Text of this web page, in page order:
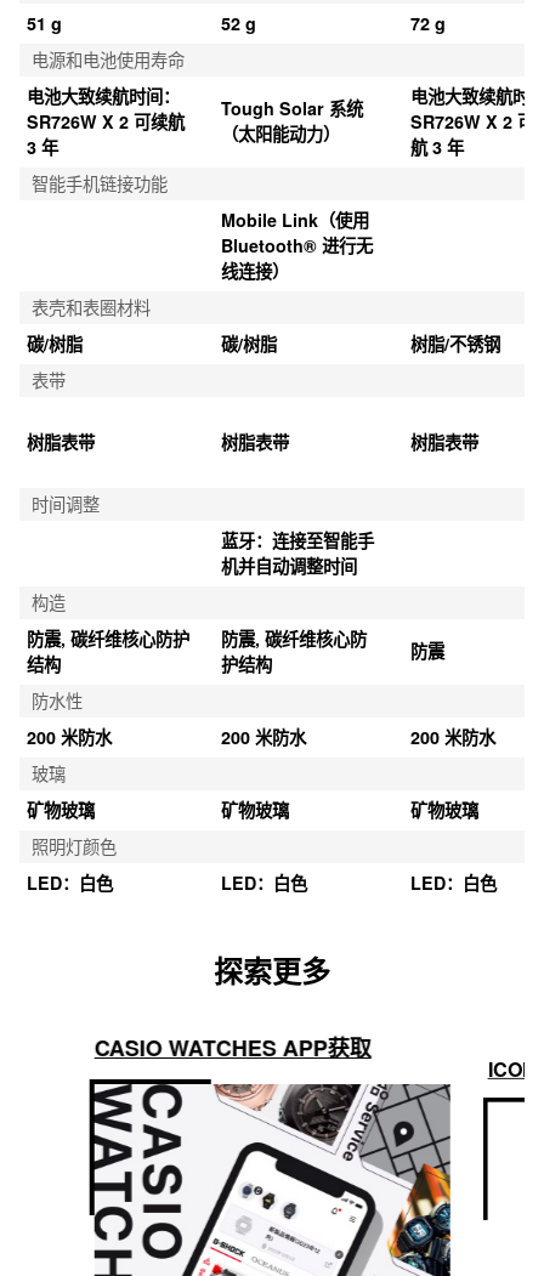
51 g
52 g
72 g
电源和电池使用寿命
电池大致续航时间：
SR726W X 2 可续航
3 年
Tough Solar 系统
（太阳能动力）
电池大致续航时
SR726W X 2 可
航 3 年
智能手机链接功能
Mobile Link（使用
Bluetooth® 进行无
线连接）
表壳和表圈材料
碳/树脂
碳/树脂
树脂/不锈钢
表带
树脂表带 树脂表带 树脂表带
时间调整
蓝牙：连接至智能手
机并自动调整时间
构造
防震, 碳纤维核心防护
结构
防震, 碳纤维核心防
护结构
防震
防水性
200 米防水
200 米防水
200 米防水
玻璃
矿物玻璃
矿物玻璃
矿物玻璃
照明灯颜色
LED：白色
LED：白色 LED：白色
探索更多
CASIO WATCHES APP获取